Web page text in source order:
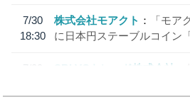
7/30
18:30
株式会社モアクト
「モア
に日本円ステーブルコイン
7/29
SBI VCトレード株式会社